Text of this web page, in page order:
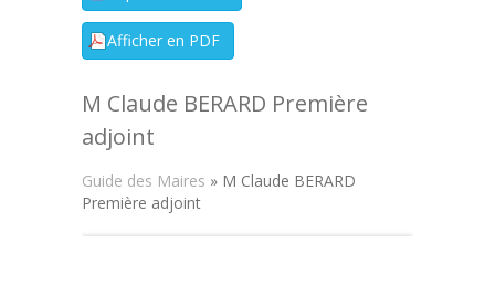
M Claude BERARD Première
adjoint
Guide des Maires » M Claude BERARD
Première adjoint